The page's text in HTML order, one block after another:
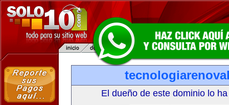
El dueño de este dominio lo